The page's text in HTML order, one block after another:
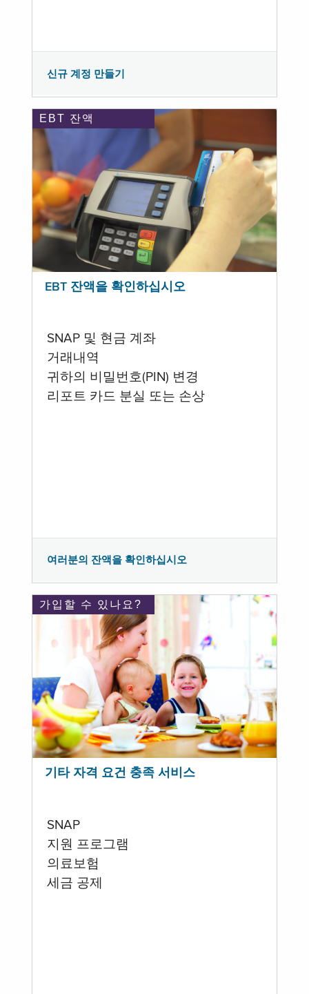
신규 계정 만들기
EBT 잔액
EBT 잔액을 확인하십시오
SNAP 및 현금 계좌
거래내역
귀하의 비밀번호(PIN) 변경
리포트 카드 분실 또는 손상
여러분의 잔액을 확인하십시오
가입할 수 있나요?
기타 자격 요건 충족 서비스
SNAP
지원 프로그램
의료보험
세금 공제